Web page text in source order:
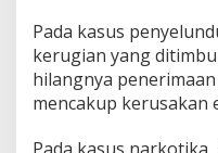
Pada kasus
kerugian yang
hilangnya
mencakup kerusakan